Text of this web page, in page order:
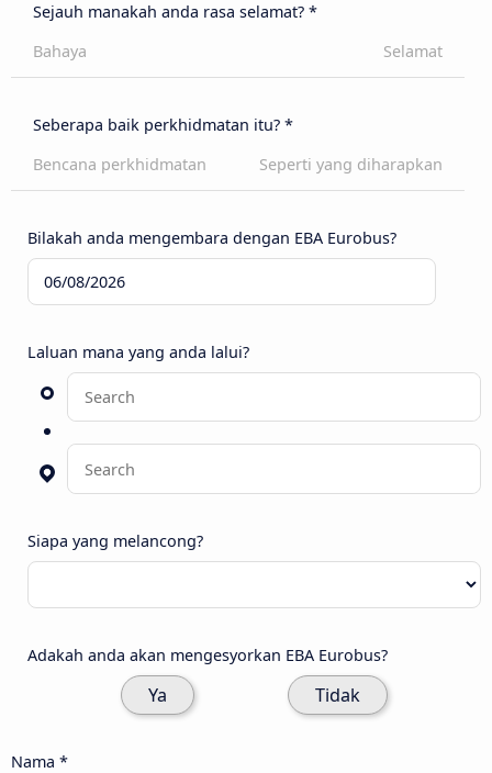
Sejauh manakah anda rasa selamat? *
Bahaya
Selamat
Seberapa baik perkhidmatan itu? *
Bencana perkhidmatan
Seperti yang diharapkan
Bilakah anda mengembara dengan EBA Eurobus?
Laluan mana yang anda lalui?
Siapa yang melancong?
Adakah anda akan mengesyorkan EBA Eurobus?
Ya Tidak
Nama *